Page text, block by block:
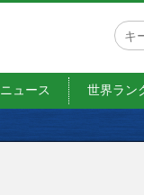
ニュース 世界ラン